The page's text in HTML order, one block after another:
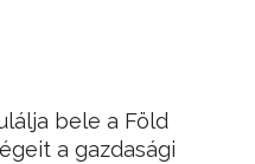
bele a Föld
a gazdasági